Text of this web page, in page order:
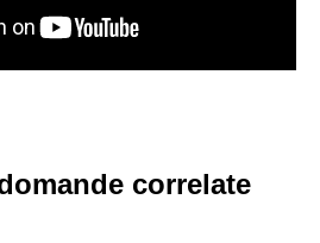
correlate